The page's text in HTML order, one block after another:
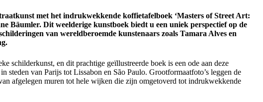
met het indrukwekkende koffietafelboek ‘Masters of Street Art:
Bäumler. Dit weelderige kunstboek biedt u een uniek perspectief op de
van wereldberoemde kunstenaars zoals Tamara Alves en
schilderkunst, en dit prachtige geïllustreerde boek is een ode aan deze
steden van Parijs tot Lissabon en São Paulo. Grootformaatfoto’s leggen de
afgelegen muren tot hele wijken die zijn omgetoverd tot indrukwekkende